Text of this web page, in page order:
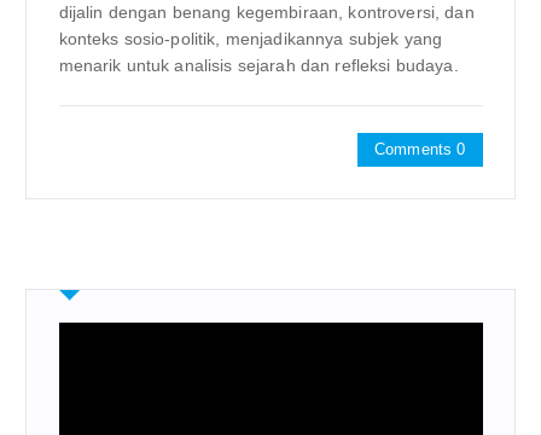
dijalin dengan benang kegembiraan, kontroversi, dan
konteks sosio-politik, menjadikannya subjek yang
menarik untuk analisis sejarah dan refleksi budaya.
Comments 0